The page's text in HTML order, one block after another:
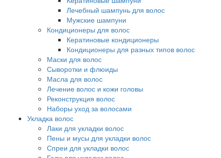
Лечебный шампунь для волос
Мужские шампуни
Кондиционеры для волос
Кератиновые кондиционеры
Кондиционеры для разных типов волос
Маски для волос
Сыворотки и флюиды
Масла для волос
Лечение волос и кожи головы
Реконструкция волос
Наборы уход за волосами
Укладка волос
Лаки для укладки волос
Пены и мусы для укладки волос
Спреи для укладки волос